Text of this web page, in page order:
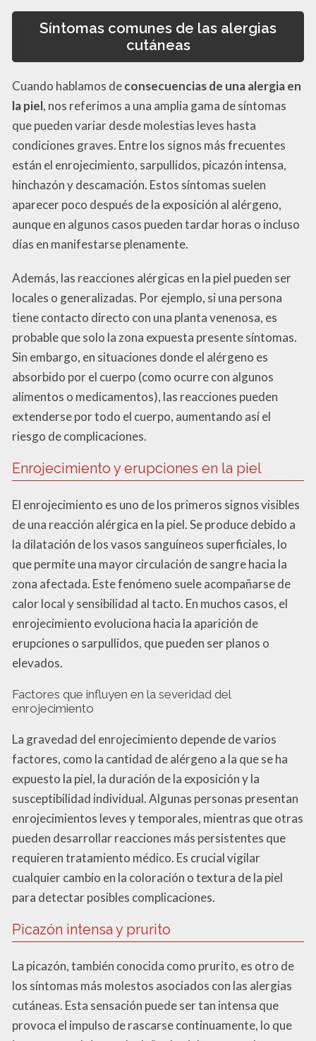
Síntomas comunes de las alergias
cutáneas
Cuando hablamos deconsecuencias de una alergia en
la piel, nos referimos a una amplia gama de síntomas
que pueden variar desde molestias leves hasta
condiciones graves. Entre los signos más frecuentes
están el enrojecimiento, sarpullidos, picazón intensa,
hinchazón y descamación. Estos síntomas suelen
aparecer poco después de la exposición al alérgeno,
aunque en algunos casos pueden tardar horas o incluso
días en manifestarse plenamente.
Además, las reacciones alérgicas en la piel pueden ser
locales o generalizadas. Por ejemplo, si una persona
tiene contacto directo con una planta venenosa, es
probable que solo la zona expuesta presente síntomas.
Sin embargo, en situaciones donde el alérgeno es
absorbido por el cuerpo (como ocurre con algunos
alimentos o medicamentos), las reacciones pueden
extenderse por todo el cuerpo, aumentando así el
riesgo de complicaciones.
Enrojecimiento y erupciones en la piel
El enrojecimiento es uno de los primeros signos visibles
de una reacción alérgica en la piel. Se produce debido a
la dilatación de los vasos sanguíneos superficiales, lo
que permite una mayor circulación de sangre hacia la
zona afectada. Este fenómeno suele acompañarse de
calor local y sensibilidad al tacto. En muchos casos, el
enrojecimiento evoluciona hacia la aparición de
erupciones o sarpullidos, que pueden ser planos o
elevados.
Factores que influyen en la severidad del
enrojecimiento
La gravedad del enrojecimiento depende de varios
factores, como la cantidad de alérgeno a la que se ha
expuesto la piel, la duración de la exposición y la
susceptibilidad individual. Algunas personas presentan
enrojecimientos leves y temporales, mientras que otras
pueden desarrollar reacciones más persistentes que
requieren tratamiento médico. Es crucial vigilar
cualquier cambio en la coloración o textura de la piel
para detectar posibles complicaciones.
Picazón intensa y prurito
La picazón, también conocida como prurito, es otro de
los síntomas más molestos asociados con las alergias
cutáneas. Esta sensación puede ser tan intensa que
provoca el impulso de rascarse continuamente, lo que